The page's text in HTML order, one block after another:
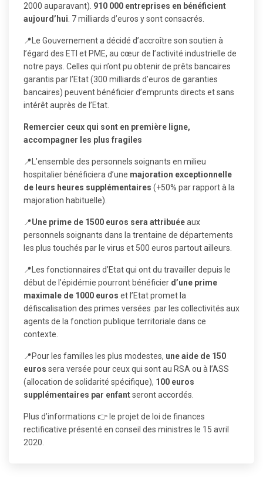
2000 auparavant). 910 000 entreprises en bénéficient
aujourd’hui . 7 milliards d’euros y sont consacrés.
📍Le Gouvernement a décidé d’accroître son soutien à
l’égard des ETI et PME, au cœur de l’activité industrielle de
notre pays. Celles qui n’ont pu obtenir de prêts bancaires
garantis par l’Etat (300 milliards d’euros de garanties
bancaires) peuvent bénéficier d’emprunts directs et sans
intérêt auprès de l’Etat.
Remercier ceux qui sont en première ligne,
accompagner les plus fragiles
📍L’ensemble des personnels soignants en milieu
hospitalier bénéficiera d’une majoration exceptionnelle
de leurs heures supplémentaires (+50% par rapport à la
majoration habituelle).
📍Une prime de 1500 euros sera attribuéeaux
personnels soignants dans la trentaine de départements
les plus touchés par le virus et 500 euros partout ailleurs.
📍Les fonctionnaires d’Etat qui ont du travailler depuis le
début de l’épidémie pourront bénéficier d’une prime
maximale de 1000 euros et l’Etat promet la
défiscalisation des primes versées .par les collectivités aux
agents de la fonction publique territoriale dans ce
contexte.
📍Pour les familles les plus modestes, une aide de 150
euros sera versée pour ceux qui sont au RSA ou à l’ASS
(allocation de solidarité spécifique), 100 euros
supplémentaires par enfantseront accordés.
Plus d’informations 👉le projet de loi de finances
rectificative présenté en conseil des ministres le 15 avril
2020.